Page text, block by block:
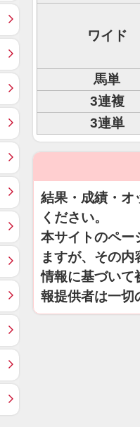
ワイド
馬単
3連複
3連単
結果・成績・オ
ください。
本サイトのペー
ますが、その
情報に基づいて
報提供者は一切